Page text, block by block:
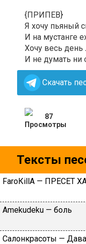
{ПРИПЕВ}
Я хочу пьяный
И на мустанге
Хочу весь
И не думать ни
Скачать
87
Тексты
FаrоКillА — ПPECET
Аmеkudеku — бoль
Caлoнкpacoты —